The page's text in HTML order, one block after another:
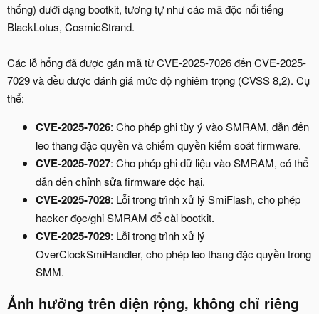
thống) dưới dạng bootkit, tương tự như các mã độc nổi tiếng
BlackLotus, CosmicStrand.
Các lỗ hổng đã được gán mã từ CVE-2025-7026 đến CVE-2025-
7029 và đều được đánh giá mức độ nghiêm trọng (CVSS 8,2). Cụ
thể:
CVE-2025-7026: Cho phép ghi tùy ý vào SMRAM, dẫn đến
leo thang đặc quyền và chiếm quyền kiểm soát firmware.
CVE-2025-7027: Cho phép ghi dữ liệu vào SMRAM, có thể
dẫn đến chỉnh sửa firmware độc hại.
CVE-2025-7028: Lỗi trong trình xử lý SmiFlash, cho phép
hacker đọc/ghi SMRAM để cài bootkit.
CVE-2025-7029: Lỗi trong trình xử lý
OverClockSmiHandler, cho phép leo thang đặc quyền trong
SMM.
Ảnh hưởng trên diện rộng, không chỉ riêng